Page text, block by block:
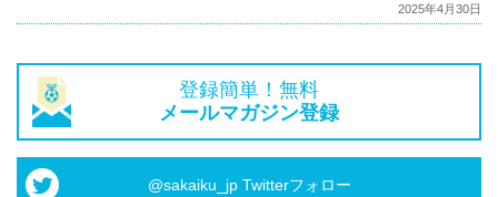
2025年4月30日
登録簡単！無料
メールマガジン登録
@sakaiku_jp Twitterフォロー